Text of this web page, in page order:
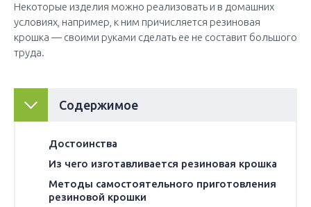
Некоторые изделия можно реализовать и в домашних
условиях, например, к ним причисляется резиновая
крошка — своими руками сделать ее не составит большого
труда.
Содержимое
Достоинства
Из чего изготавливается резиновая крошка
Методы самостоятельного приготовления
резиновой крошки